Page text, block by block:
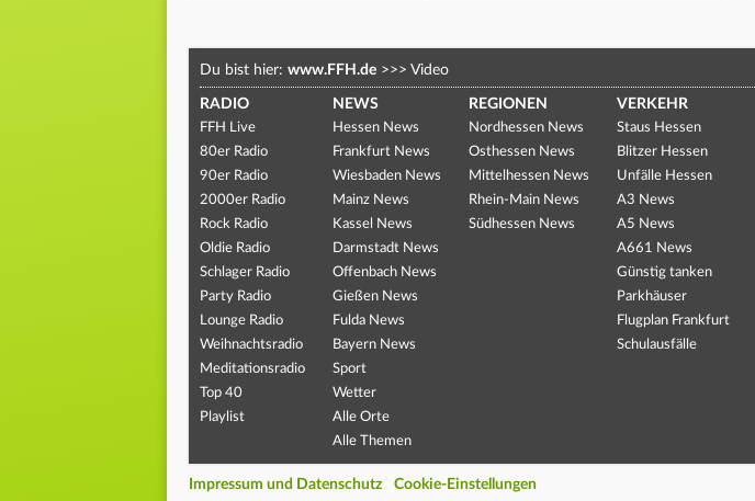
Du bist hier: www.FFH.de >>> Video
RADIO
FFH Live
80er Radio
90er Radio
2000er Radio
Rock Radio
Oldie Radio
Schlager Radio
Party Radio
Lounge Radio
Weihnachtsradio
Meditationsradio
Top 40
Playlist
NEWS
Hessen News
Frankfurt News
Wiesbaden News
Mainz News
Kassel News
Darmstadt News
Offenbach News
Gießen News
Fulda News
Bayern News
Sport
Wetter
Alle Orte
Alle Themen
REGIONEN
Nordhessen News
Osthessen News
Mittelhessen News
Rhein-Main News
Südhessen News
VERKEHR
Staus Hessen
Blitzer Hessen
Unfälle Hessen
A3 News
A5 News
A661 News
Günstig tanken
Parkhäuser
Flugplan Frankfurt
Schulausfälle
Impressum und Datenschutz Cookie-Einstellungen